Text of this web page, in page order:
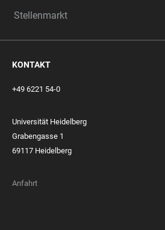
Stellenmarkt
KONTAKT
+49 6221 54-0
Universität Heidelberg
Grabengasse 1
69117 Heidelberg
Anfahrt